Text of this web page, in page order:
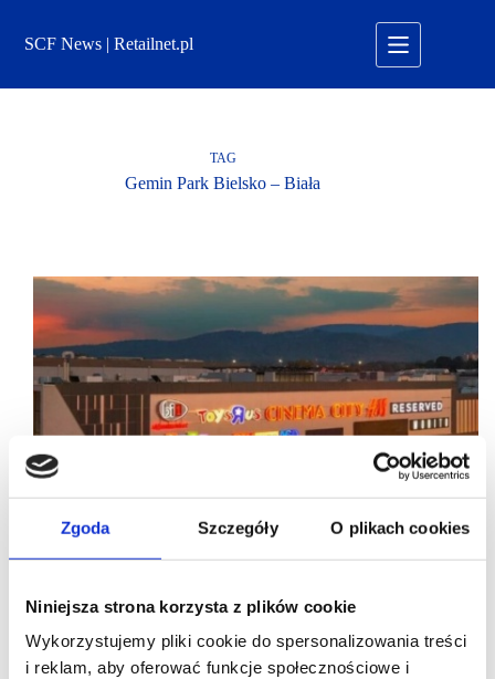
Zgoda Szczegóły O plikach cookies
Niniejsza strona korzysta z plików cookie
Wykorzystujemy pliki cookie do spersonalizowania treści
i reklam, aby oferować funkcje społecznościowe i
treściSCF News | Retailnet.pl
TAG
Gemin Park Bielsko – Biała